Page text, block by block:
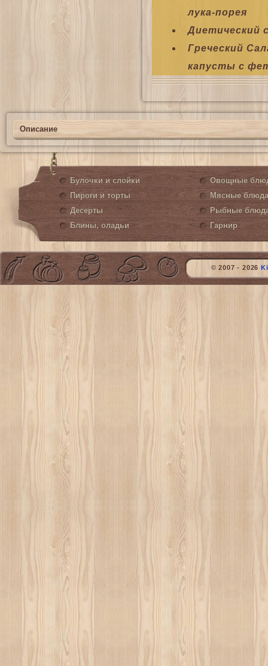
лука-порея
Диетический
Греческий
капусты с
Описание
Булочки и слойки
Пироги и торты
Десерты
Блины, оладьи
Овощные
Мясные блюда
Рыбные
Гарнир
© 2007 - 2026